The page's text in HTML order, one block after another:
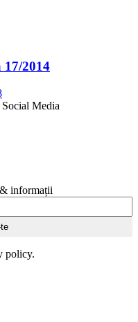
17/2014
Media
informații
policy.